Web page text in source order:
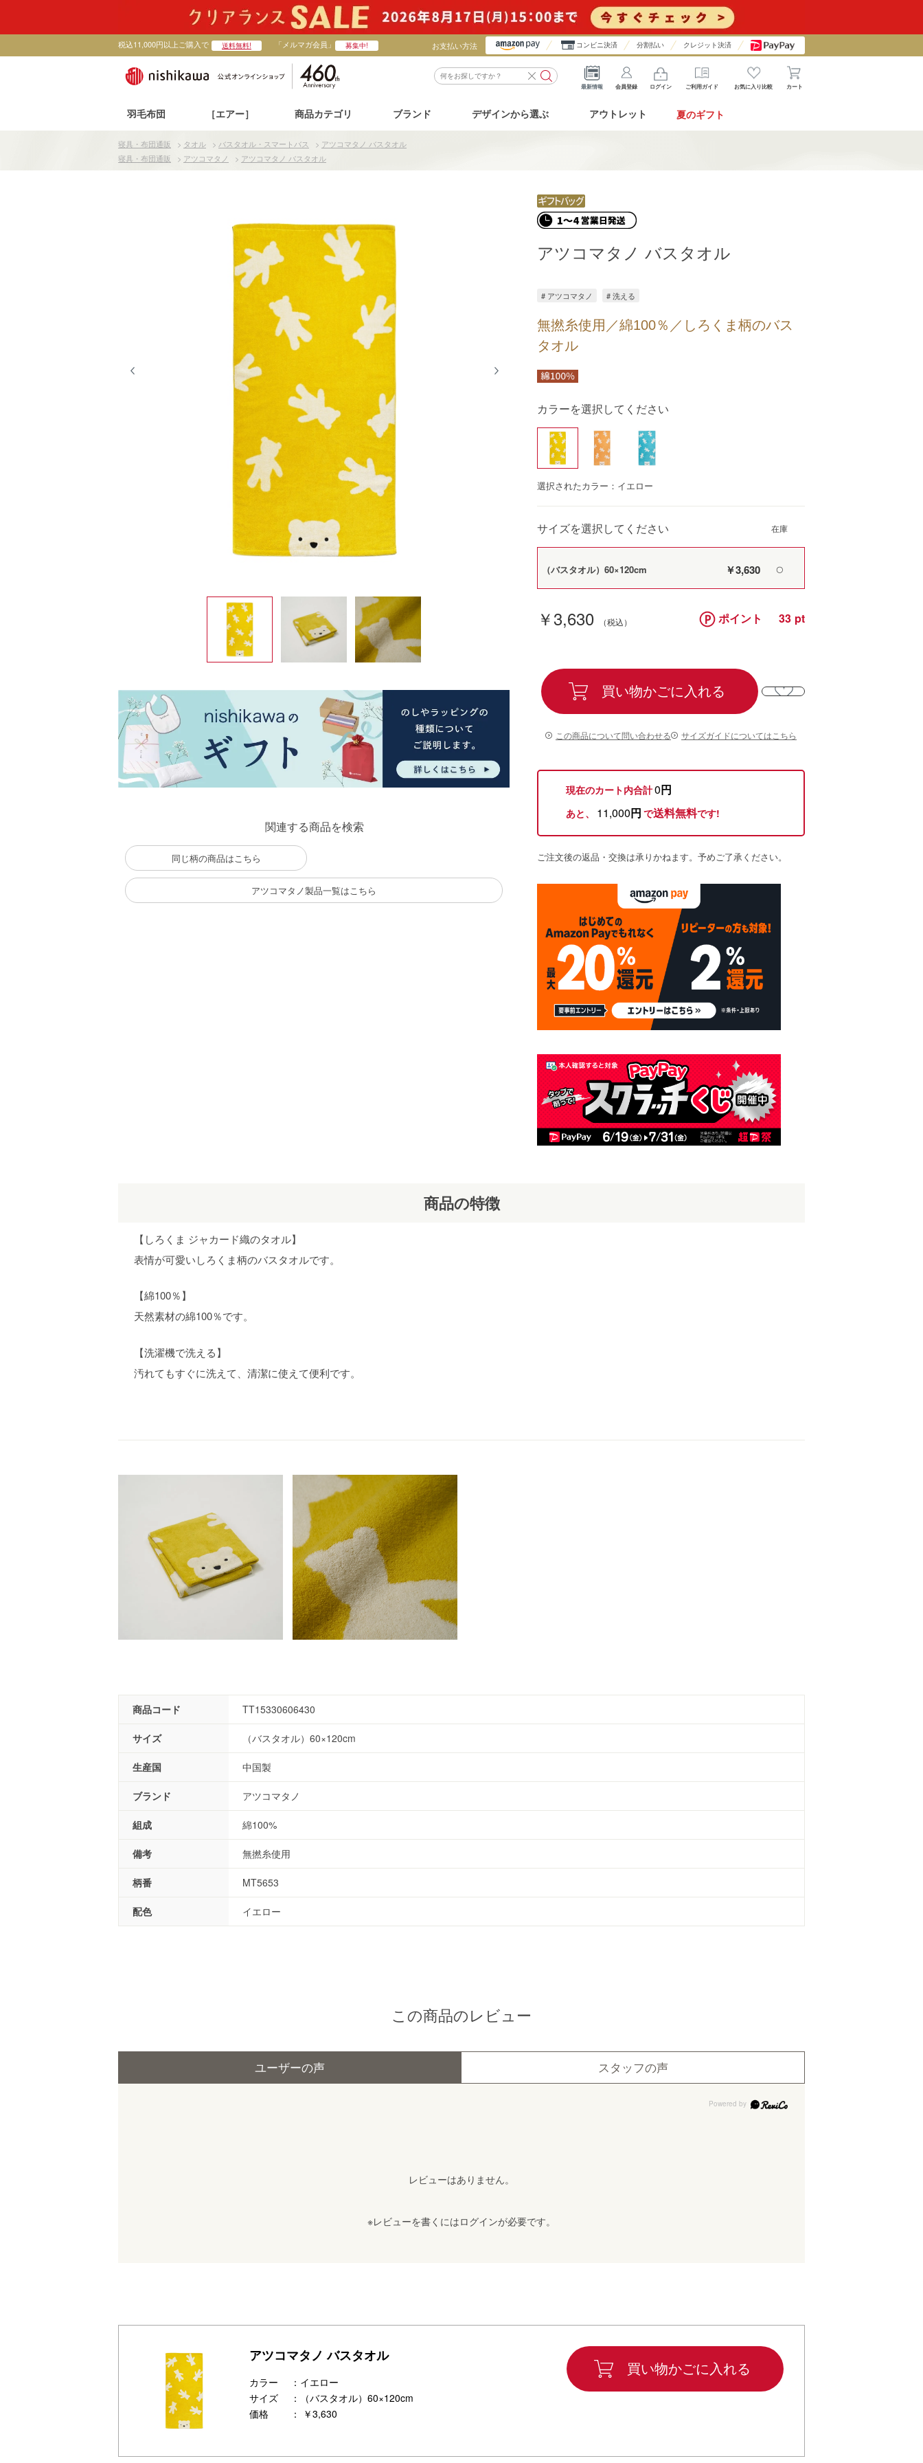
税込11,000円以上ご購入で 送料無料! 「メルマガ会員」 募集中! お支払い方法 コンビニ決済 分割払い クレジット決済
最新情報 会員登録 ログイン ご利用ガイド お気に入り比較 カート
羽毛布団 ［エアー］ 商品カテゴリ ブランド デザインから選ぶ アウトレット 夏のギフト
寝具・布団通販 > タオル > バスタオル・スマートバス > アツコマタノ バスタオル
寝具・布団通販
> アツコマタノ > アツコマタノ バスタオル
関連する商品を検索
同じ柄の商品はこちら
アツコマタノ製品一覧はこちら
無撚糸使用／綿100％／しろくま柄のバス
タオル
アツコマタノ バスタオル
# アツコマタノ # 洗える
￥3,630 ポイント 33
現在のカート内合計0円
あと、 11,000円 で送料無料です!
カラーを選択してください
選択されたカラー：イエロー
サイズを選択してください
（バスタオル）60×120cm ￥3,630 〇
買い物かごに入れる
この商品について問い合わせる サイズガイドについてはこちら
ご注文後の返品・交換は承りかねます。予めご了承ください。
アツコマタノ バスタオル
カラー
：イエロー
サイズ
：（バスタオル）60×120cm
価格
： ￥3,630
買い物かごに入れる
商品の特徴
【しろくま ジャカード織のタオル】
表情が可愛いしろくま柄のバスタオルです。
【綿100％】
天然素材の綿100％です。
【洗濯機で洗える】
汚れてもすぐに洗えて、清潔に使えて便利です。
商品コード TT15330606430
サイズ （バスタオル）60×120cm
生産国 中国製
ブランド アツコマタノ
組成 綿100%
備考 無撚糸使用
柄番 MT5653
配色 イエロー
この商品のレビュー
ユーザーの声 スタッフの声
レビューはありません。
※レビューを書くにはログインが必要です。